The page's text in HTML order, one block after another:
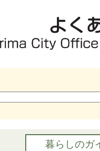
暮らしのガ